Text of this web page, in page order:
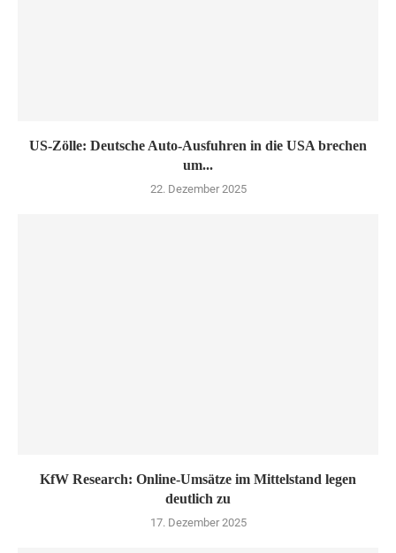
US-Zölle: Deutsche Auto-Ausfuhren in die USA brechen
um...
22. Dezember 2025
KfW Research: Online-Umsätze im Mittelstand legen
deutlich zu
17. Dezember 2025